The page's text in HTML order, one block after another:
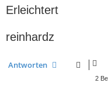
Erleichtert
reinhardz
Antworten
2